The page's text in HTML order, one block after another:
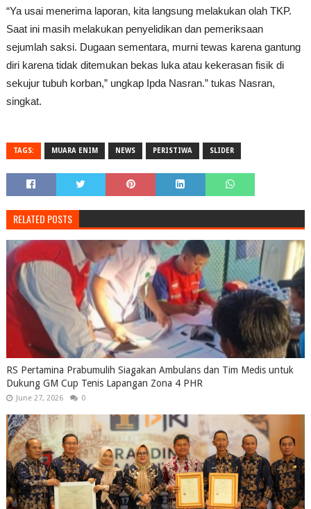
“Ya usai menerima laporan, kita langsung melakukan olah TKP.
Saat ini masih melakukan penyelidikan dan pemeriksaan
sejumlah saksi. Dugaan sementara, murni tewas karena gantung
diri karena tidak ditemukan bekas luka atau kekerasan fisik di
sekujur tubuh korban,” ungkap Ipda Nasran.” tukas Nasran,
singkat.
TAGS: MUARA ENIM NEWS PERISTIWA SLIDER
RELATED POSTS
RS Pertamina Prabumulih Siagakan Ambulans dan Tim Medis untuk
Dukung GM Cup Tenis Lapangan Zona 4 PHR
June 27, 2026 0